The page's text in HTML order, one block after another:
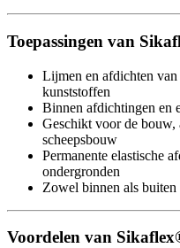
Toepassingen van
Lijmen en afdichten van
kunststoffen
Binnen afdichtingen en
Geschikt voor de bouw,
scheepsbouw
Permanente elastische
ondergronden
Zowel binnen als buiten
Voordelen van